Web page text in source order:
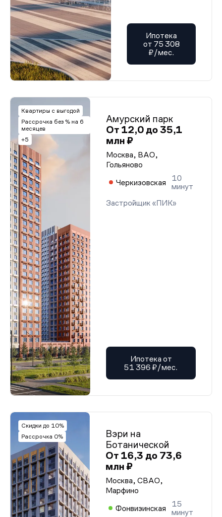
Ипотека
от 75 308
₽/мес.
Квартиры с выгодой
Рассрочка без % на 6
месяцев
+5
Амурский парк
От 12,0 до 35,1
млн ₽
Москва, ВАО,
Гольяново
Черкизовская
10
минут
Застройщик «ПИК»
Ипотека от
51 396 ₽/мес.
Скидки до 10%
Рассрочка 0%
Вэри на
Ботанической
От 16,3 до 73,6
млн ₽
Москва, СВАО,
Марфино
Фонвизинская
15
минут